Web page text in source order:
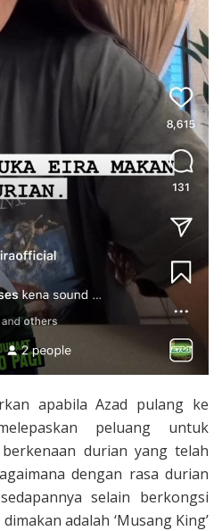
apabila Azad pulang ke
peluang untuk
durian yang telah
dengan rasa durian
selain berkongsi
adalah ‘Musang King’